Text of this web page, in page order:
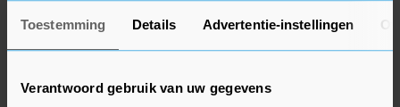
Toestemming Details Advertentie-instellingen
Verantwoord gebruik van uw gegevens
geval is.